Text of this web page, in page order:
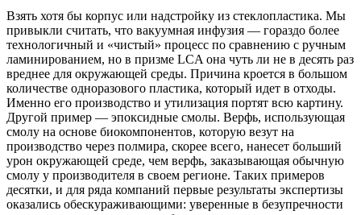
Взять хотя бы корпус или надстройку из стеклопластика. Мы
привыкли считать, что вакуумная инфузия — гораздо более
технологичный и «чистый» процесс по сравнению с ручным
ламинированием, но в призме LCA она чуть ли не в десять раз
вреднее для окружающей среды. Причина кроется в большом
количестве одноразового пластика, который идет в отходы.
Именно его производство и утилизация портят всю картину.
Другой пример — эпоксидные смолы. Верфь, использующая
смолу на основе биокомпонентов, которую везут на
производство через полмира, скорее всего, нанесет больший
урон окружающей среде, чем верфь, заказывающая обычную
смолу у производителя в своем регионе. Таких примеров
десятки, и для ряда компаний первые результаты экспертизы
оказались обескураживающими: уверенные в безупречности